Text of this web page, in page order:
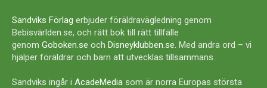
Sandviks Förlag erbjuder föräldravägledning genom
Bebisvärlden.se, och rätt bok till rätt tillfälle
genom Goboken.se och Disneyklubben.se. Med andra ord – vi
hjälper föräldrar och barn att utvecklas tillsammans.
Sandviks ingår i AcadeMedia som är norra Europas största